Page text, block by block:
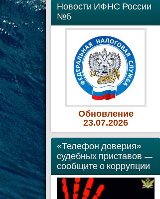
Новости ИФНС России
№6
Обновление
23.07.2026
«Телефон доверия»
судебных приставов —
сообщите о коррупции